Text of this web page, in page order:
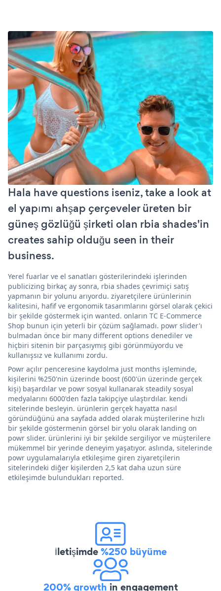
Hala have questions iseniz, take a look at
el yapımı ahşap çerçeveler üreten bir
güneş gözlüğü şirketi olan rbia shades'in
creates sahip olduğu seen in their
business.
Yerel fuarlar ve el sanatları gösterilerindeki işlerinden
publicizing birkaç ay sonra, rbia shades çevrimiçi satış
yapmanın bir yolunu arıyordu. ziyaretçilere ürünlerinin
kalitesini, hafif ve ergonomik tasarımlarını görsel olarak çekici
bir şekilde göstermek için wanted. onların TC E-Commerce
Shop bunun için yeterli bir çözüm sağlamadı. powr slider'ı
bulmadan önce bir many different options denediler ve
hiçbiri sitenin bir parçasıymış gibi görünmüyordu ve
kullanışsız ve kullanımı zordu.
Powr açılır penceresine kaydolma just months işleminde,
kişilerini %250'nin üzerinde boost (600'ün üzerinde gerçek
kişi) başardılar ve powr sosyal kullanarak steadily sosyal
medyalarını 6000'den fazla takipçiye ulaştırdılar. kendi
sitelerinde besleyin. ürünlerin gerçek hayatta nasıl
göründüğünü ana sayfada added olarak müşterilerine hızlı
bir şekilde göstermenin görsel bir yolu olarak landing on
powr slider. ürünlerini iyi bir şekilde sergiliyor ve müşterilere
mükemmel bir yerinde deneyim yaşatıyor. aslında, sitelerinde
powr uygulamalarıyla etkileşime giren ziyaretçilerin
sitelerindeki diğer kişilerden 2,5 kat daha uzun süre
etkileşimde bulundukları reported.
İletişimde%250 büyüme
200% growth in engagement